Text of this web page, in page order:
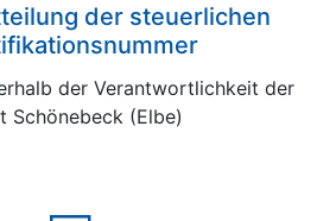
der steuerlichen
der Verantwortlichkeit der
Schönebeck (Elbe)